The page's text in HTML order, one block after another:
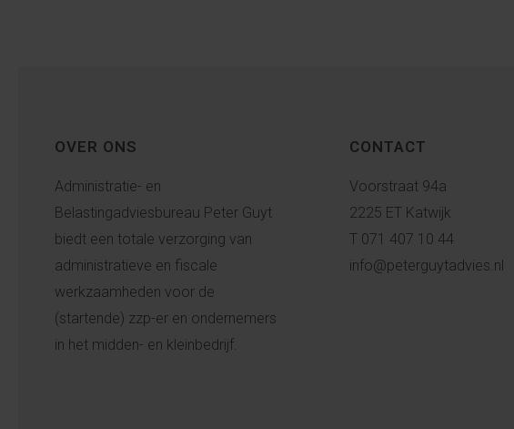
OVER ONS
Administratie- en
Belastingadviesbureau Peter Guyt
biedt een totale verzorging van
administratieve en fiscale
werkzaamheden voor de
(startende) zzp-er en ondernemers
in het midden- en kleinbedrijf.
CONTACT
Voorstraat 94a
2225 ET Katwijk
T 071 407 10 44
info@peterguytadvies.nl